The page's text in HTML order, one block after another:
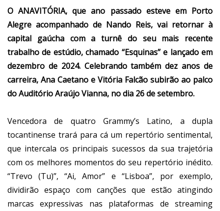
O ANAVITÓRIA, que ano passado esteve em Porto
Alegre acompanhado de Nando Reis, vai retornar à
capital gaúcha com a turnê do seu mais recente
trabalho de estúdio, chamado “Esquinas” e lançado em
dezembro de 2024. Celebrando também dez anos de
carreira, Ana Caetano e Vitória Falcão subirão ao palco
do Auditório Araújo Vianna, no dia 26 de setembro.
Vencedora de quatro Grammy’s Latino, a dupla
tocantinense trará para cá um repertório sentimental,
que intercala os principais sucessos da sua trajetória
com os melhores momentos do seu repertório inédito.
“Trevo (Tu)”, “Ai, Amor” e “Lisboa”, por exemplo,
dividirão espaço com canções que estão atingindo
marcas expressivas nas plataformas de streaming